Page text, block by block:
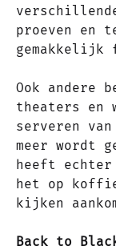
proeven en
gemakkelijk
Ook andere
theaters en
serveren
meer wordt
heeft
het op
kijken
Back to